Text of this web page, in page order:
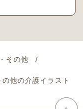
その他
他の介護イラスト